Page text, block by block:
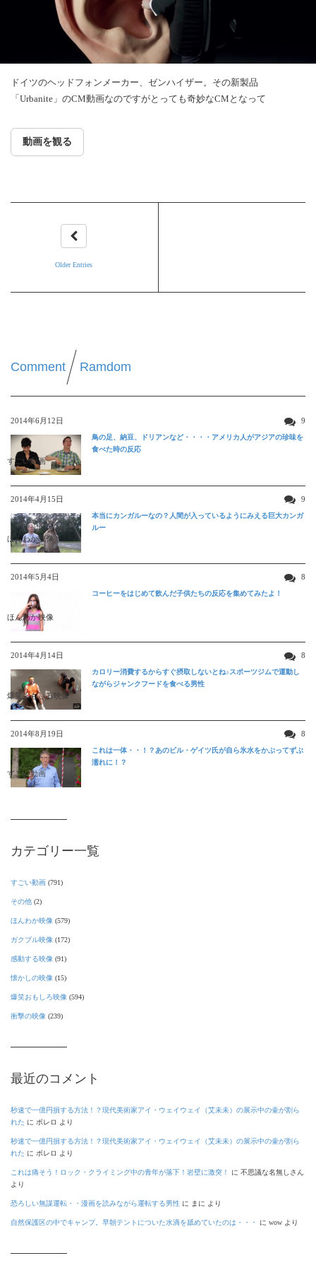
ドイツのヘッドフォンメーカー、ゼンハイザー。その新製品
「Urbanite」のCM動画なのですがとっても奇妙なCMとなって
動画を観る
Older Entries
Comment Ramdom
2014年6月12日 9
すごい動画
鳥の足、納豆、ドリアンなど・・・・アメリカ人がアジアの珍味を
食べた時の反応
2014年4月15日 9
ほんわか映像
本当にカンガルーなの？人間が入っているようにみえる巨大カンガ
ルー
2014年5月4日 8
ほんわか映像
コーヒーをはじめて飲んだ子供たちの反応を集めてみたよ！
2014年4月14日 8
爆笑おもしろ映像
カロリー消費するからすぐ摂取しないとね♪スポーツジムで運動し
ながらジャンクフードを食べる男性
2014年8月19日 8
すごい動画
これは一体・・！？あのビル・ゲイツ氏が自ら氷水をかぶってずぶ
濡れに！？
カテゴリー一覧
すごい動画 (791)
その他 (2)
ほんわか映像 (579)
ガクブル映像 (172)
感動する映像 (91)
懐かしの映像 (15)
爆笑おもしろ映像 (594)
衝撃の映像 (239)
最近のコメント
秒速で一億円損する方法！？現代美術家アイ・ウェイウェイ（艾未未）の展示中の壷が割ら
れた に ボレロ より
秒速で一億円損する方法！？現代美術家アイ・ウェイウェイ（艾未未）の展示中の壷が割ら
れた に ボレロ より
これは痛そう！ロック・クライミング中の青年が落下！岩壁に激突！ に 不思議な名無しさん
より
恐ろしい無謀運転・・漫画を読みながら運転する男性 に まに より
自然保護区の中でキャンプ。早朝テントについた水滴を舐めていたのは・・・ に wow より